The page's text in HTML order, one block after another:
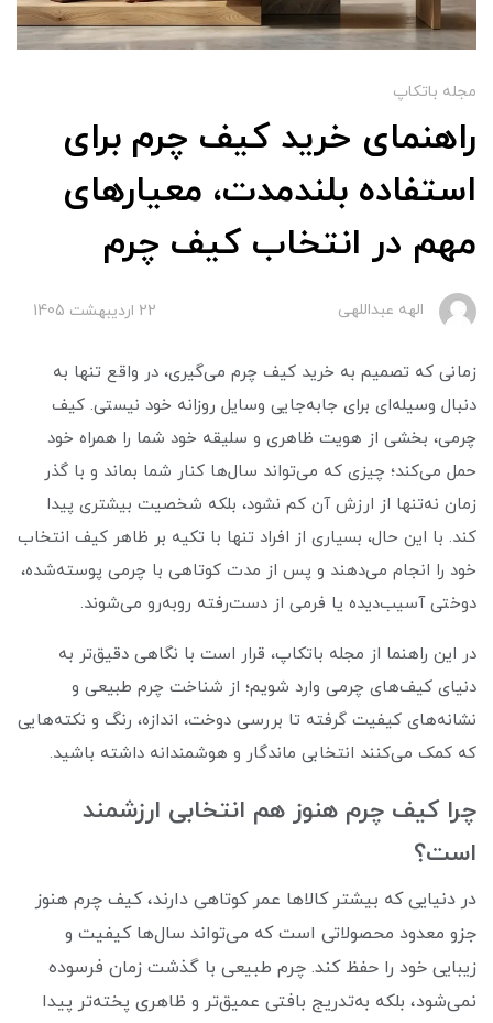
مجله باتکاپ
راهنمای خرید کیف چرم برای
استفاده بلندمدت، معیارهای
مهم در انتخاب کیف چرم
الهه عبداللهی 22 ارديبهشت 1405
زمانی که تصمیم به خرید کیف چرم می‌گیری، در واقع تنها به
دنبال وسیله‌ای برای جابه‌جایی وسایل روزانه خود نیستی. کیف
چرمی، بخشی از هویت ظاهری و سلیقه خود شما را همراه خود
حمل می‌کند؛ چیزی که می‌تواند سال‌ها کنار شما بماند و با گذر
زمان نه‌تنها از ارزش آن کم نشود، بلکه شخصیت بیشتری پیدا
کند. با این حال، بسیاری از افراد تنها با تکیه بر ظاهر کیف انتخاب
خود را انجام می‌دهند و پس از مدت کوتاهی با چرمی پوسته‌شده،
دوختی آسیب‌دیده یا فرمی از دست‌رفته روبه‌رو می‌شوند.
در این راهنما از مجله باتکاپ، قرار است با نگاهی دقیق‌تر به
دنیای کیف‌های چرمی وارد شویم؛ از شناخت چرم طبیعی و
نشانه‌های کیفیت گرفته تا بررسی دوخت، اندازه، رنگ و نکته‌هایی
که کمک می‌کنند انتخابی ماندگار و هوشمندانه داشته باشید.
چرا کیف چرم هنوز هم انتخابی ارزشمند
است؟
در دنیایی که بیشتر کالاها عمر کوتاهی دارند، کیف چرم هنوز
جزو معدود محصولاتی است که می‌تواند سال‌ها کیفیت و
زیبایی خود را حفظ کند. چرم طبیعی با گذشت زمان فرسوده
نمی‌شود، بلکه به‌تدریج بافتی عمیق‌تر و ظاهری پخته‌تر پیدا